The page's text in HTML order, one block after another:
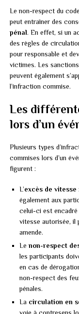
Le non-respect du
peut entraîner des
pénal. En effet, si un
des règles de
pour responsable et
victimes. Les
peuvent également
l’infraction commise.
Les
lors d’un
Plusieurs types
commises lors d’un
figurent :
L’excès de vitesse
également aux
celui-ci est encadré
vitesse autorisée, il
amende.
Le non-respect
les participants
en cas de
non-respect des
pénales.
La circulation en